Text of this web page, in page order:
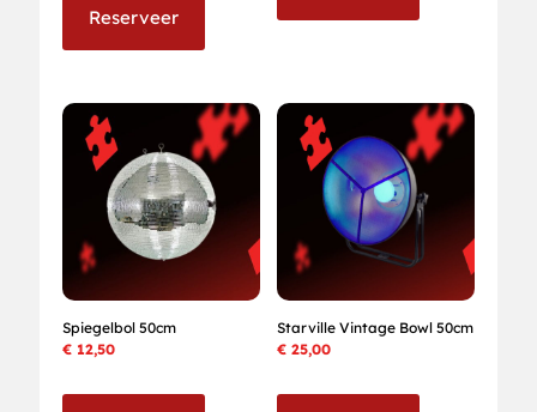
Reserveer
Spiegelbol 50cm
€ 12,50
Starville Vintage Bowl 50cm
€25,00